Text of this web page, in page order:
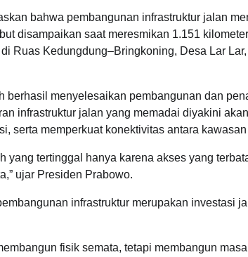
bahwa pembangunan infrastruktur jalan
disampaikan saat meresmikan 1.151
Ruas Kedungdung–Bringkoning, Desa Lar
berhasil menyelesaikan pembangunan dan
infrastruktur jalan yang memadai diyakini
serta memperkuat konektivitas antara
yang tertinggal hanya karena akses yang
ujar Presiden Prabowo.
infrastruktur merupakan investasi
fisik semata, tetapi membangun